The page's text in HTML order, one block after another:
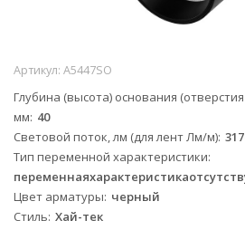
Артикул: A5447SO
Глубина (высота) основания
мм 40
Световой поток, лм (для лент Лм/м)
Тип переменной характеристики
Цвет арматуры черный
Стиль Хай-тек